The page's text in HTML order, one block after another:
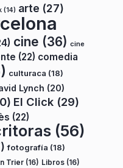
(14) arte (27)
cine (36) cine
(22) comedia
culturaca (18)
Lynch (20)
El Click (29)
(22)
(56)
fotografía (18)
Trier (16) Libros (16)